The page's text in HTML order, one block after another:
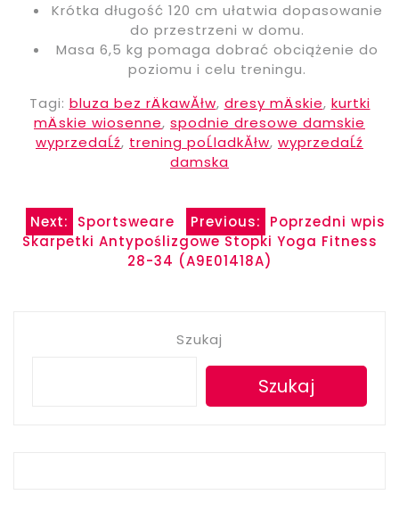
Krótka długość 120 cm ułatwia dopasowanie
do przestrzeni w domu.
Masa 6,5 kg pomaga dobrać obciążenie do
poziomu i celu treningu.
Tagi: bluza bez rÄkawĂłw, dresy mÄskie, kurtki
mÄskie wiosenne, spodnie dresowe damskie
wyprzedaĹź, trening poĹladkĂłw, wyprzedaĹź
damska
Nawigacja
wpisu
Previous: Poprzedni wpis
Next:
Sportsweare
Skarpetki Antypoślizgowe Stopki Yoga Fitness
28-34 (A9E01418A)
Szukaj
Szukaj